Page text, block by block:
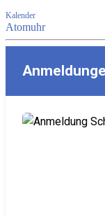
Kalender
Atomuhr